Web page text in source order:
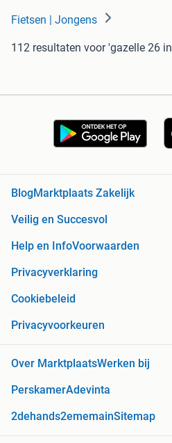
Fietsen | Jongens
112 resultaten voor 'gazelle 26
BlogMarktplaats Zakelijk
Veilig en Succesvol
Help en InfoVoorwaarden
Privacyverklaring
Cookiebeleid
Privacyvoorkeuren
Over MarktplaatsWerken bij
PerskamerAdevinta
2dehands2ememainSitemap